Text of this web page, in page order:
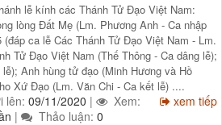
lễ kính các Thánh Tử Đạo Việt Nam:
lòng Đất Mẹ (Lm. Phương Anh - Ca nhập
(đáp ca lễ Các Thánh Tử Đạo Việt Nam - Lm.
Tử Đạo Việt Nam (Thế Thông - Ca dâng lễ);
Anh hùng tử đạo (Minh Hương và Hồ
Xứ Đạo (Lm. Văn Chi - Ca kết lễ) ....
xem tiếp
lên: 09/11/2020 |
Xem:
| Thảo luận: 0